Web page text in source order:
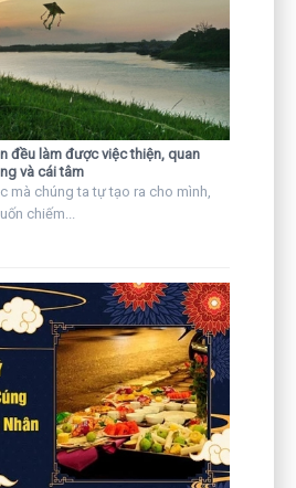
đều làm được việc thiện, quan
và cái tâm
mà chúng ta tự tạo ra cho mình,
chiếm...